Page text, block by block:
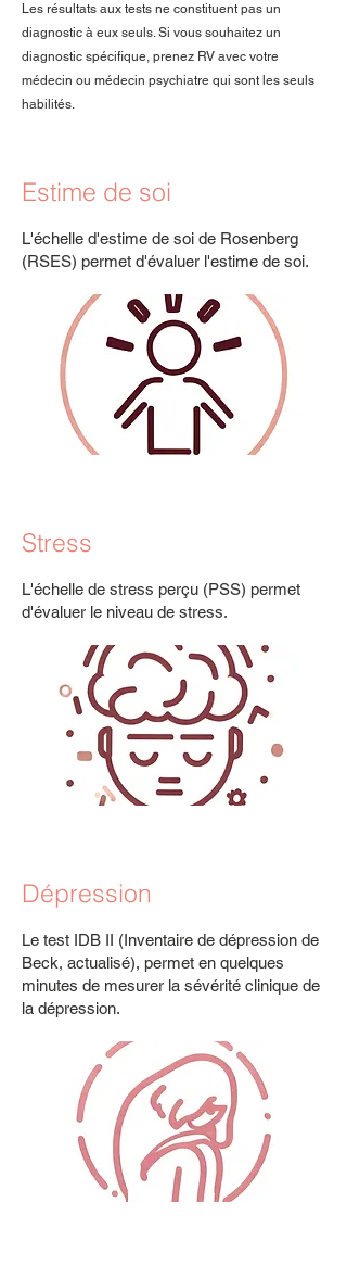
Les résultats aux tests ne constituent pas un
diagnostic à eux seuls. Si vous souhaitez un
diagnostic spécifique, prenez RV avec votre
médecin ou médecin psychiatre qui sont les seuls
habilités.
Estime de soi
L'échelle d'estime de soi de Rosenberg
(RSES) permet d'évaluer l'estime de soi.
Stress
L'échelle de stress perçu (PSS) permet
d'évaluer le niveau de stress.
Dépression
Le test IDB II (Inventaire de dépression de
Beck, actualisé), permet en quelques
minutes de mesurer la sévérité clinique de
la dépression.